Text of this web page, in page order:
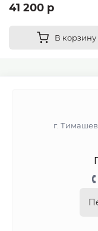
41 200 р
В корзину
г.